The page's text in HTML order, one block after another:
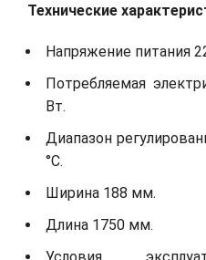
Технические
Напряжение питания
Потребляемая
Вт.
Диапазон
°С.
Ширина 188 мм.
Длина 1750 мм.